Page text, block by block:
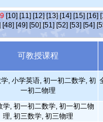
9 [10] [11] [12] [13] [14] [15] [16]
[48] [49] [50] [51] [52] [53] [54]
可教授课程
, 小学英语, 初一初二数学, 初
一初二物理
学, 初一初二数学, 初一初二物
理, 初三数学, 初三物理